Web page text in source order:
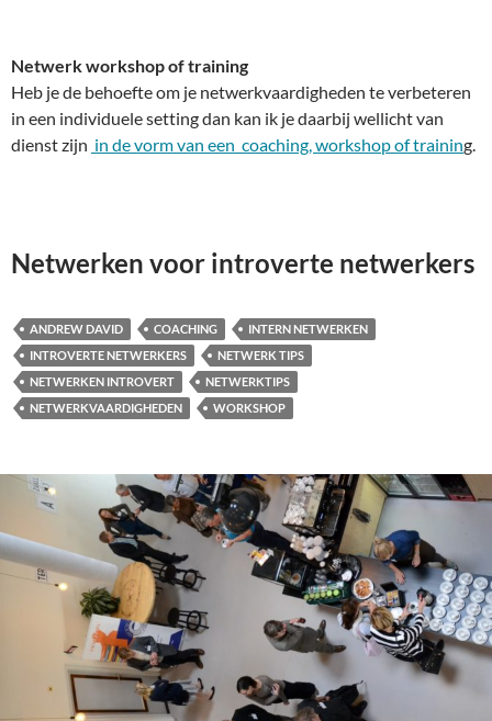
Netwerk workshop of training
Heb je de behoefte om je netwerkvaardigheden te verbeteren
in een individuele setting dan kan ik je daarbij wellicht van
dienst zijn in de vorm van een coaching, workshop of training.
Netwerken voor introverte netwerkers
ANDREW DAVID COACHING
INTERN NETWERKEN
INTROVERTE NETWERKERS
NETWERK TIPS
NETWERKEN INTROVERT
NETWERKTIPS
NETWERKVAARDIGHEDEN
WORKSHOP